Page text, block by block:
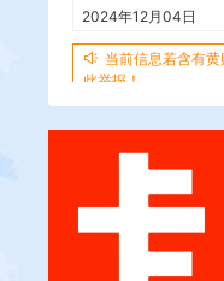
2024年12月04日
当前信息若含有
此举报！